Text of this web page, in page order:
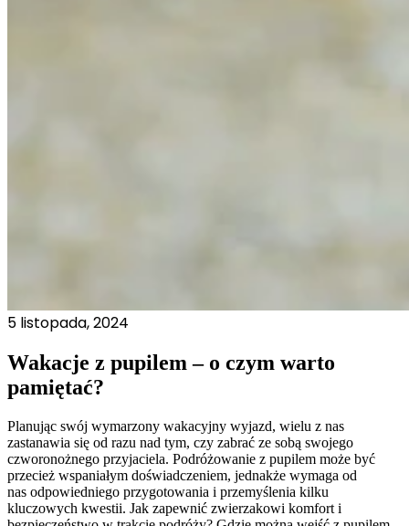
5 listopada, 2024
Wakacje z pupilem – o czym warto
pamiętać?
Planując swój wymarzony wakacyjny wyjazd, wielu z nas
zastanawia się od razu nad tym, czy zabrać ze sobą swojego
czworonożnego przyjaciela. Podróżowanie z pupilem może być
przecież wspaniałym doświadczeniem, jednakże wymaga od
nas odpowiedniego przygotowania i przemyślenia kilku
kluczowych kwestii. Jak zapewnić zwierzakowi komfort i